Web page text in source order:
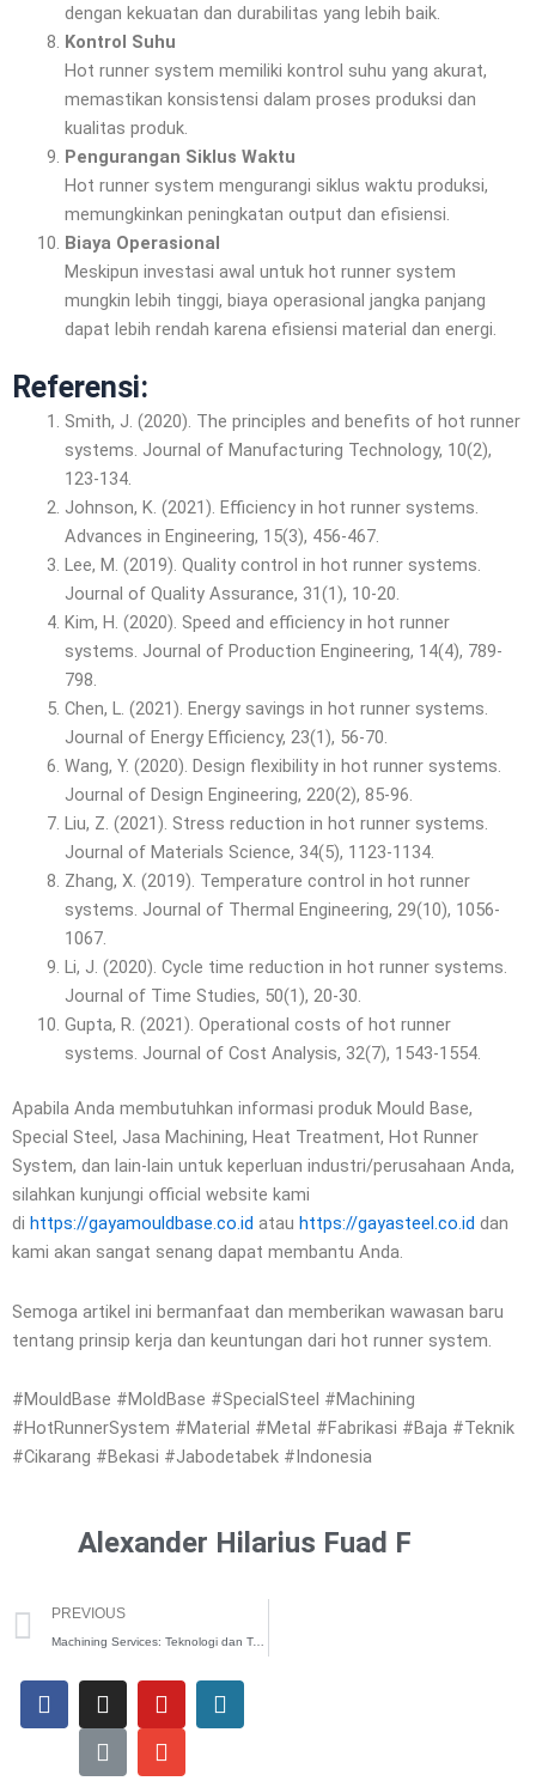
dengan kekuatan dan durabilitas yang lebih baik.
Kontrol Suhu
Hot runner system memiliki kontrol suhu yang akurat,
memastikan konsistensi dalam proses produksi dan
kualitas produk.
Pengurangan Siklus Waktu
Hot runner system mengurangi siklus waktu produksi,
memungkinkan peningkatan output dan efisiensi.
Biaya Operasional
Meskipun investasi awal untuk hot runner system
mungkin lebih tinggi, biaya operasional jangka panjang
dapat lebih rendah karena efisiensi material dan energi.
Referensi:
Smith, J. (2020). The principles and benefits of hot runner
systems. Journal of Manufacturing Technology, 10(2),
123-134.
Johnson, K. (2021). Efficiency in hot runner systems.
Advances in Engineering, 15(3), 456-467.
Lee, M. (2019). Quality control in hot runner systems.
Journal of Quality Assurance, 31(1), 10-20.
Kim, H. (2020). Speed and efficiency in hot runner
systems. Journal of Production Engineering, 14(4), 789-
798.
Chen, L. (2021). Energy savings in hot runner systems.
Journal of Energy Efficiency, 23(1), 56-70.
Wang, Y. (2020). Design flexibility in hot runner systems.
Journal of Design Engineering, 220(2), 85-96.
Liu, Z. (2021). Stress reduction in hot runner systems.
Journal of Materials Science, 34(5), 1123-1134.
Zhang, X. (2019). Temperature control in hot runner
systems. Journal of Thermal Engineering, 29(10), 1056-
1067.
Li, J. (2020). Cycle time reduction in hot runner systems.
Journal of Time Studies, 50(1), 20-30.
Gupta, R. (2021). Operational costs of hot runner
systems. Journal of Cost Analysis, 32(7), 1543-1554.
Apabila Anda membutuhkan informasi produk Mould Base,
Special Steel, Jasa Machining, Heat Treatment, Hot Runner
System, dan lain-lain untuk keperluan industri/perusahaan Anda,
silahkan kunjungi official website kami
di https://gayamouldbase.co.id atau https://gayasteel.co.id dan
kami akan sangat senang dapat membantu Anda.
Semoga artikel ini bermanfaat dan memberikan wawasan baru
tentang prinsip kerja dan keuntungan dari hot runner system.
#MouldBase #MoldBase #SpecialSteel #Machining
#HotRunnerSystem #Material #Metal #Fabrikasi #Baja #Teknik
#Cikarang #Bekasi #Jabodetabek #Indonesia
Alexander Hilarius Fuad F
Prev
PREVIOUS
Machining Services: Teknologi dan Teknik Terbaru
F
a
I
n
s
t
Y
o
u
t
W
o
L
i
n
k
E
n
v
e